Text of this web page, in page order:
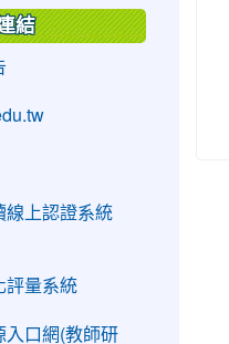
結
線上認證系統
評量系統
入口網(教師研